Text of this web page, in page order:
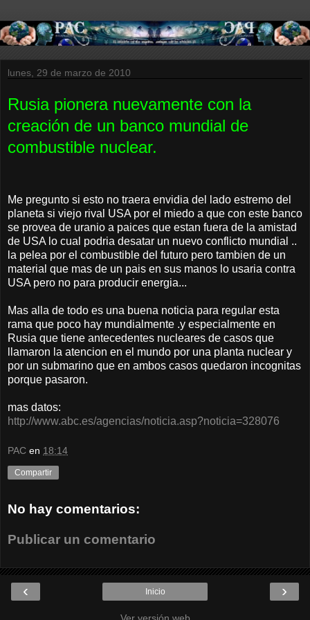
lunes, 29 de marzo de 2010
Rusia pionera nuevamente con la
creación de un banco mundial de
combustible nuclear.
Me pregunto si esto no traera envidia del lado estremo del
planeta si viejo rival USA por el miedo a que con este banco
se provea de uranio a paices que estan fuera de la amistad
de USA lo cual podria desatar un nuevo conflicto mundial ..
la pelea por el combustible del futuro pero tambien de un
material que mas de un pais en sus manos lo usaria contra
USA pero no para producir energia...
Mas alla de todo es una buena noticia para regular esta
rama que poco hay mundialmente .y especialmente en
Rusia que tiene antecedentes nucleares de casos que
llamaron la atencion en el mundo por una planta nuclear y
por un submarino que en ambos casos quedaron incognitas
porque pasaron.
mas datos:
http://www.abc.es/agencias/noticia.asp?noticia=328076
PAC en 18:14
Compartir
No hay comentarios:
Publicar un comentario
‹ ›
Inicio